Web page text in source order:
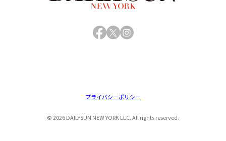
Facebook
X Instagram
© 2026 DAILYSUN NEW YORK LLC. All rights reserved.
プライバシーポリシー